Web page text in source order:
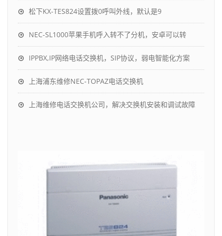
松下KX-TES824设置拨0呼叫外线，默认是9
NEC-SL1000苹果手机呼入转不了分机，安卓可以转
IPPBX,IP网络电话交换机，SIP协议，弱电智能化方案
上海浦东维修NEC-TOPAZ电话交换机
上海维修电话交换机公司，解决交换机安装和调试故障